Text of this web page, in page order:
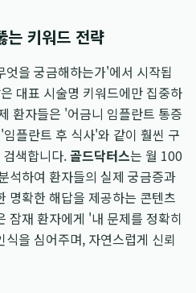
는 키워드 전략
을 궁금해하는가'에서 시작됩
대표 시술명 키워드에만 집중하
환자들은 '어금니 임플란트 통증
플란트 후 식사'와 같이 훨씬 구
색합니다. 골드닥터스는 월 100
석하여 환자들의 실제 궁금증과
명확한 해답을 제공하는 콘텐츠
잠재 환자에게 '내 문제를 정확히
을 심어주며, 자연스럽게 신뢰